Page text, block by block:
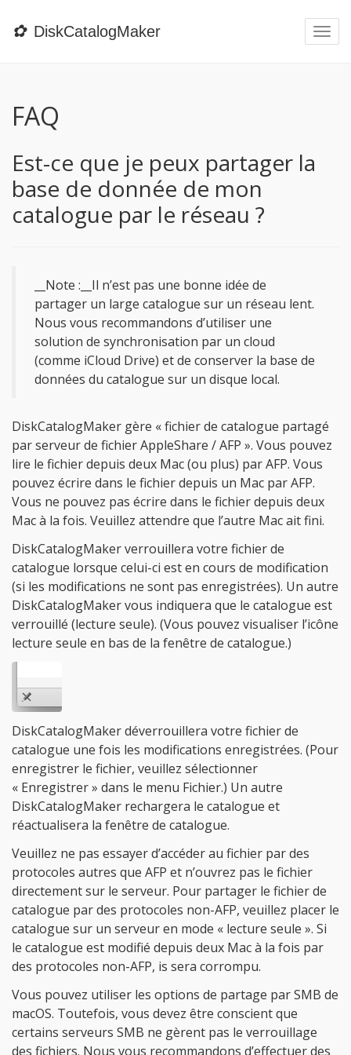
✿ DiskCatalogMaker
FAQ
Est-ce que je peux partager la
base de donnée de mon
catalogue par le réseau ?
__Note :__Il n’est pas une bonne idée de
partager un large catalogue sur un réseau lent.
Nous vous recommandons d’utiliser une
solution de synchronisation par un cloud
(comme iCloud Drive) et de conserver la base de
données du catalogue sur un disque local.
DiskCatalogMaker gère « fichier de catalogue partagé
par serveur de fichier AppleShare / AFP ». Vous pouvez
lire le fichier depuis deux Mac (ou plus) par AFP. Vous
pouvez écrire dans le fichier depuis un Mac par AFP.
Vous ne pouvez pas écrire dans le fichier depuis deux
Mac à la fois. Veuillez attendre que l’autre Mac ait fini.
DiskCatalogMaker verrouillera votre fichier de
catalogue lorsque celui-ci est en cours de modification
(si les modifications ne sont pas enregistrées). Un autre
DiskCatalogMaker vous indiquera que le catalogue est
verrouillé (lecture seule). (Vous pouvez visualiser l’icône
lecture seule en bas de la fenêtre de catalogue.)
DiskCatalogMaker déverrouillera votre fichier de
catalogue une fois les modifications enregistrées. (Pour
enregistrer le fichier, veuillez sélectionner
« Enregistrer » dans le menu Fichier.) Un autre
DiskCatalogMaker rechargera le catalogue et
réactualisera la fenêtre de catalogue.
Veuillez ne pas essayer d’accéder au fichier par des
protocoles autres que AFP et n’ouvrez pas le fichier
directement sur le serveur. Pour partager le fichier de
catalogue par des protocoles non-AFP, veuillez placer le
catalogue sur un serveur en mode « lecture seule ». Si
le catalogue est modifié depuis deux Mac à la fois par
des protocoles non-AFP, is sera corrompu.
Vous pouvez utiliser les options de partage par SMB de
macOS. Toutefois, vous devez être conscient que
certains serveurs SMB ne gèrent pas le verrouillage
des fichiers. Nous vous recommandons d’effectuer des